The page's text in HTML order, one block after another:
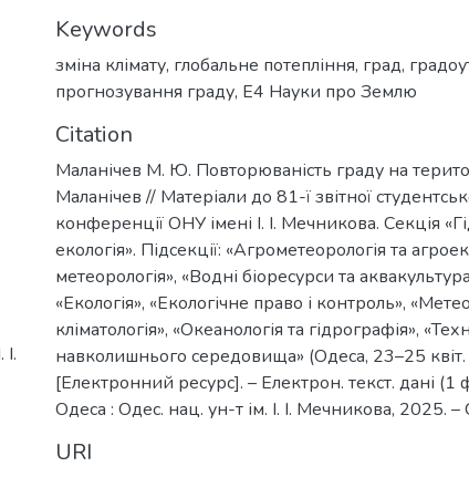
Keywords
зміна клімату, глобальне потепління, град,
прогнозування граду, Е4 Науки про Землю
Citation
Маланічев М. Ю. Повторюваність граду на
Маланічев // Матеріали до 81-ї звітної
конференції ОНУ імені І. І. Мечникова. Секція
екологія». Підсекції: «Агрометеорологія та
метеорологія», «Водні біоресурси та
«Екологія», «Екологічне право і контроль»,
кліматологія», «Океанологія та гідрографія»,
навколишнього середовища» (Одеса, 23–25
[Електронний ресурс]. – Електрон. текст. дані
Одеса : Одес. нац. ун-т ім. І. І. Мечникова, 2025.
URI